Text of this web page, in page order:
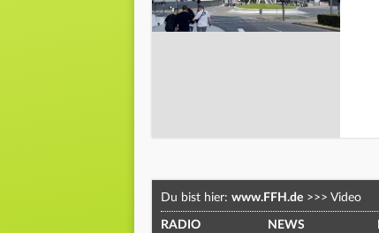
Du bist hier: www.FFH.de >>> Video
RADIO NEWS